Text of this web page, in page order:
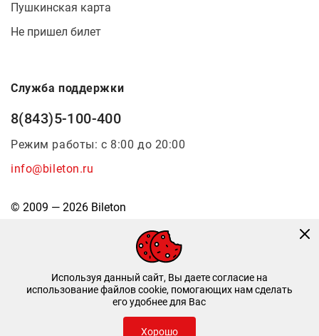
Пушкинская карта
Не пришел билет
Служба поддержки
8(843)5-100-400
Режим работы: с 8:00 до 20:00
info@bileton.ru
© 2009 — 2026 Bileton
Инфоматика
—Дизайн и разработка
Используя данный сайт, Вы даете согласие на
использование файлов cookie, помогающих нам сделать
его удобнее для Вас
Хорошо